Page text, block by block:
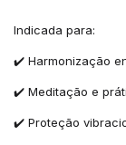
Indicada para:
✔️ Harmonização
✔️ Meditação e
✔️ Proteção